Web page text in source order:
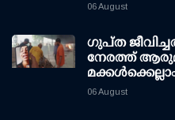
06 August
ഗുപ്ത
നേരത്ത്
06 August